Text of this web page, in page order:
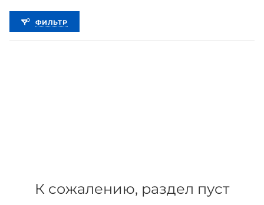
ФИЛЬТР
К сожалению, раздел пуст